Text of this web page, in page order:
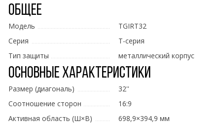
Общее
Модель
TGIRT32
Серия
T-серия
Тип защиты
металлический корпус
Основные характеристики
Размер (диагональ)
32''
Соотношение сторон
16:9
Активная область (Ш×В)
698,9×394,9 мм